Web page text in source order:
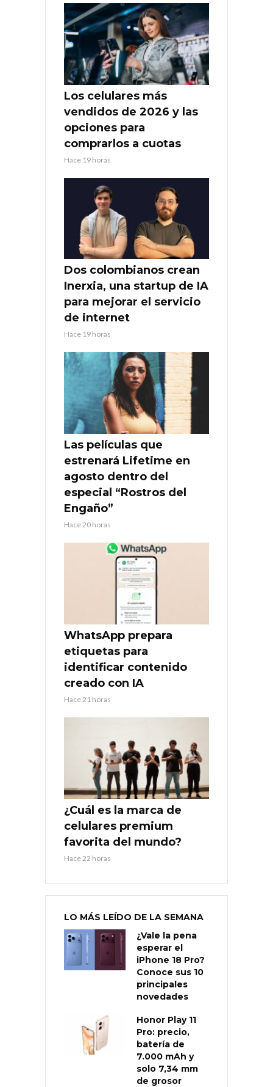
Los celulares más
vendidos de 2026 y las
opciones para
comprarlos a cuotas
Hace 19 horas
Dos colombianos crean
Inerxia, una startup de IA
para mejorar el servicio
de internet
Hace 19 horas
Las películas que
estrenará Lifetime en
agosto dentro del
especial “Rostros del
Engaño”
Hace 20 horas
WhatsApp prepara
etiquetas para
identificar contenido
creado con IA
Hace 21 horas
¿Cuál es la marca de
celulares premium
favorita del mundo?
Hace 22 horas
LO MÁS LEÍDO DE LA SEMANA
¿Vale la pena
esperar el
iPhone 18 Pro?
Conoce sus 10
principales
novedades
Honor Play 11
Pro: precio,
batería de
7.000 mAh y
solo 7,34 mm
de grosor